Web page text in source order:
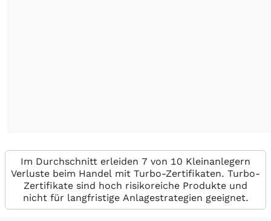
Im Durchschnitt erleiden 7 von 10 Kleinanlegern
Verluste beim Handel mit Turbo-Zertifikaten. Turbo-
Zertifikate sind hoch risikoreiche Produkte und
nicht für langfristige Anlagestrategien geeignet.